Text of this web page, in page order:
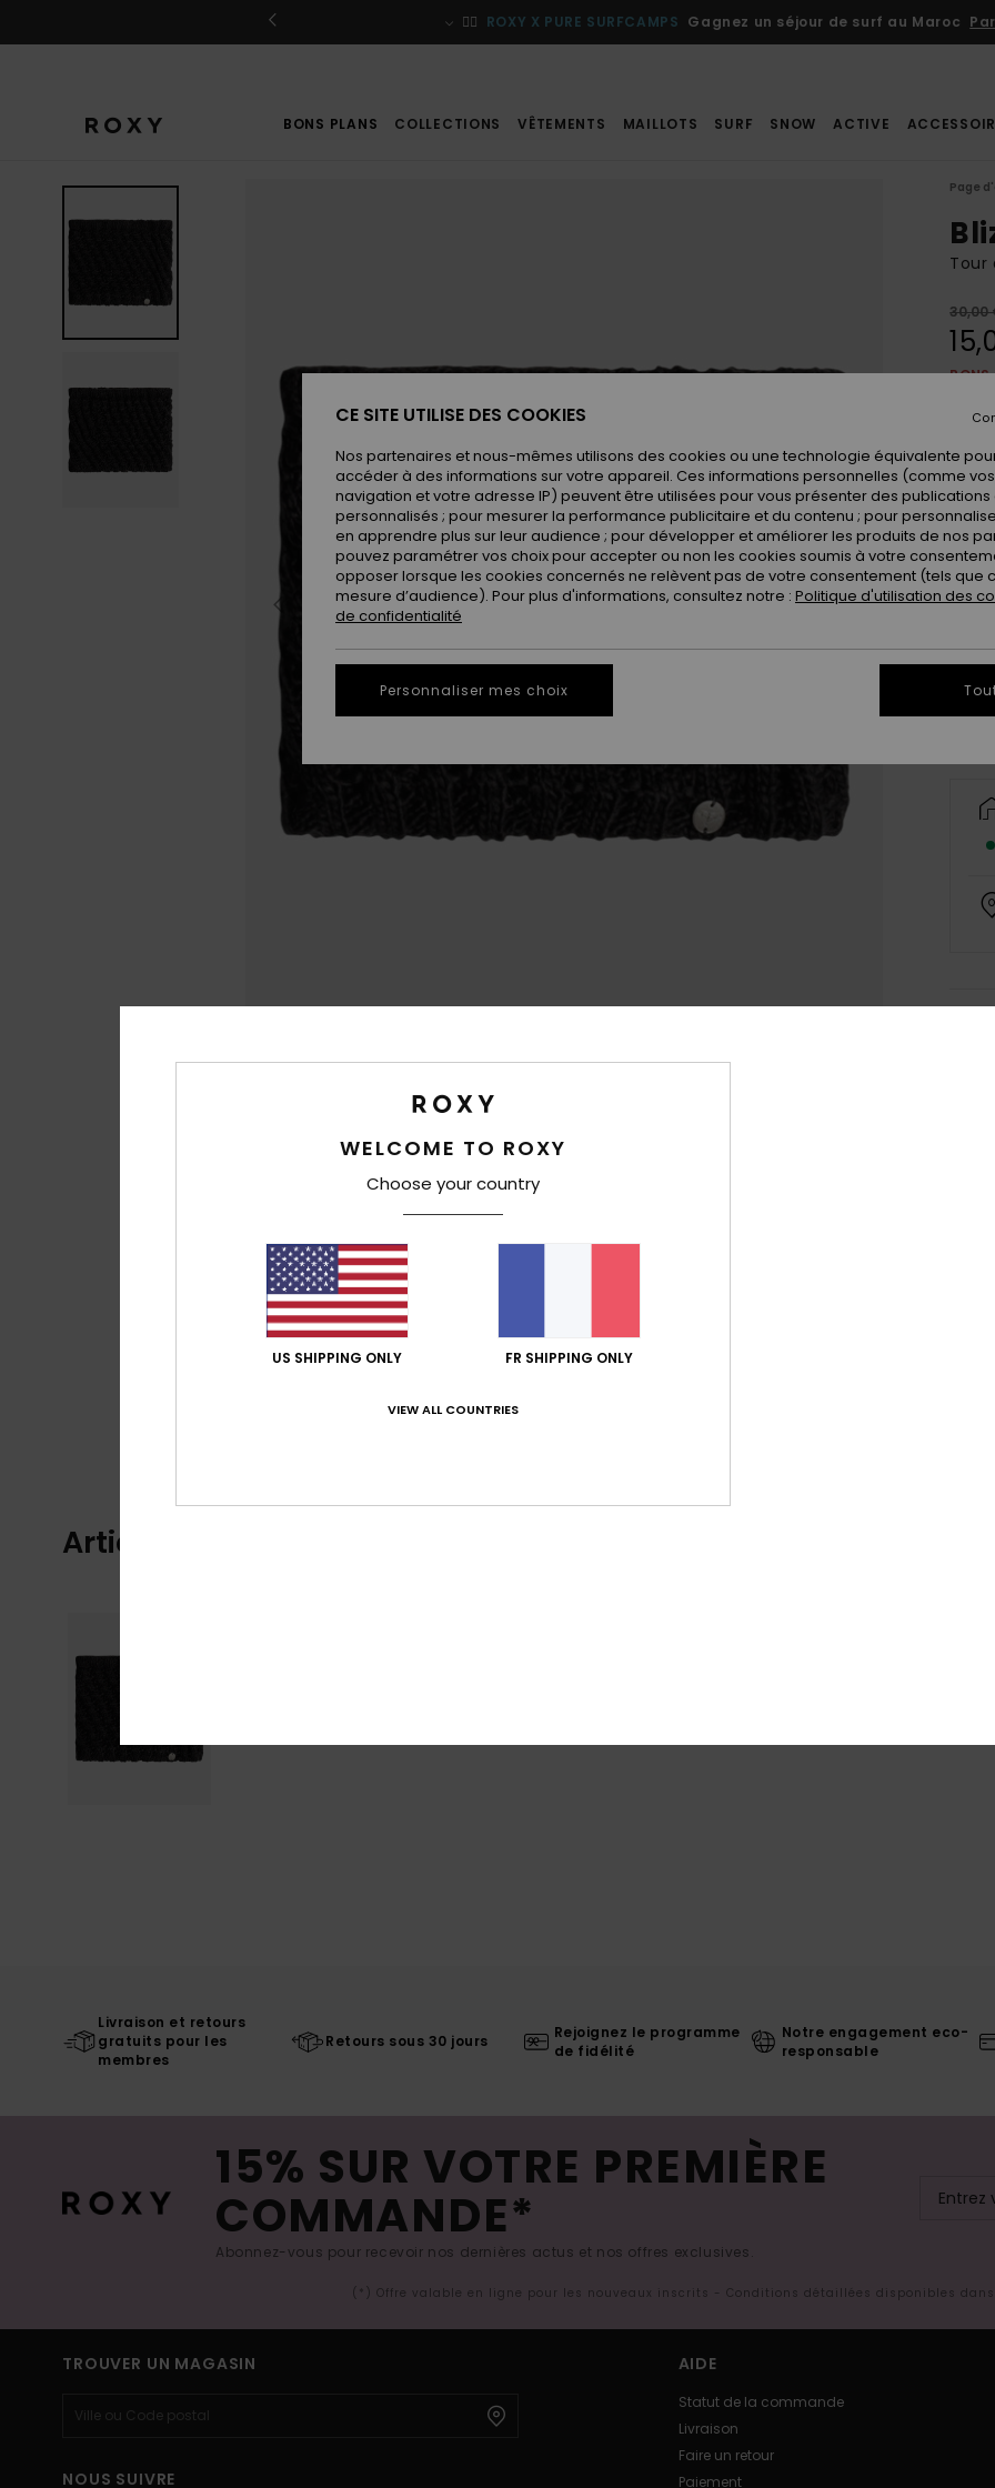
le
🏄‍♀️ ROXY X PURE SURFCAMPS Gagnez un séjour de surf au Maroc
BONS PLANS COLLECTIONS VÊTEMENTS MAILLOTS SURF SNOW ACTIVE
Page
Tour
30,00
BONS
Articles vus récemment
Livraison et retours
gratuits pour les
membres
Retours sous 30 jours
Rejoignez le programme
de fidélité
Notre engagement eco-
responsable
15% SUR VOTRE PREMIÈRE
COMMANDE*
Abonnez-vous pour recevoir nos dernières actus et nos offres exclusives.
(*) Offre valable en ligne pour les nouveaux inscrits - Conditions détaillées disponibles
TROUVER UN MAGASIN
NOUS SUIVRE
AIDE
Statut de la commande
Livraison
Faire un retour
Paiement
WELCOME TO ROXY
Choose your country
US SHIPPING ONLY FR SHIPPING ONLY
VIEW ALL COUNTRIES
CE SITE UTILISE DES COOKIES
Nos partenaires et nous-mêmes utilisons des cookies ou une technologie équivalente
accéder à des informations sur votre appareil. Ces informations personnelles (comme
navigation et votre adresse IP) peuvent être utilisées pour vous présenter des publications
personnalisés ; pour mesurer la performance publicitaire et du contenu ; pour
en apprendre plus sur leur audience ; pour développer et améliorer les produits de nos
pouvez paramétrer vos choix pour accepter ou non les cookies soumis à votre
opposer lorsque les cookies concernés ne relèvent pas de votre consentement (tels que
mesure d’audience). Pour plus d'informations, consultez notre : Politique d'utilisation des
de confidentialité
Personnaliser mes choix